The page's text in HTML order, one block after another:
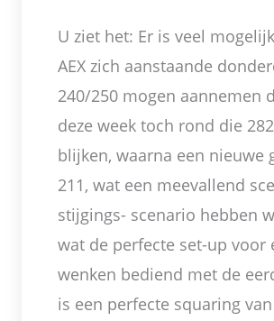
U ziet het: Er is veel
AEX zich aanstaande
240/250 mogen aannemen
deze week toch rond die
blijken, waarna een
211, wat een meevallend
stijgings- scenario hebben
wat de perfecte set-up
wenken bediend met de
is een perfecte squaring